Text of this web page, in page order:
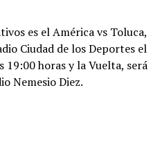
es el América vs Toluca,
Ciudad de los Deportes el
19:00 horas y la Vuelta, será
Nemesio Diez.